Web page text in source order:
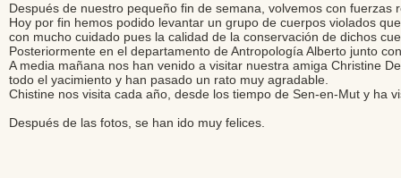
Después de nuestro pequeño fin de semana, volvemos con fuerzas
Hoy por fin hemos podido levantar un grupo de cuerpos violados
con mucho cuidado pues la calidad de la conservación de dichos
Posteriormente en el departamento de Antropología Alberto junto
A media mañana nos han venido a visitar nuestra amiga Christine
todo el yacimiento y han pasado un rato muy agradable.
Chistine nos visita cada año, desde los tiempo de Sen-en-Mut y ha
Después de las fotos, se han ido muy felices.